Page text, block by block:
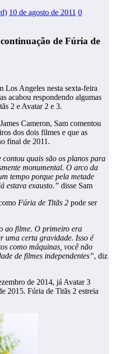
10 de agosto de 2011 0
de Fúria de
Los Angeles nesta sexta-feira
acabou respondendo algumas
2 e Avatar 2 e 3.
Cameron, Sam comentou
dos dois filmes e que as
final de 2011.
quais são os planos para
monumental. O arco da
tempo porque pela metade
estava exausto.” disse Sam
Fúria de Titãs 2 pode ser
ao filme. O primeiro era
uma certa gravidade. Isso é
como máquinas, você não
de filmes independentes”, diz
de 2014, já Avatar 3
2015. Fúria de Titãs 2 estreia